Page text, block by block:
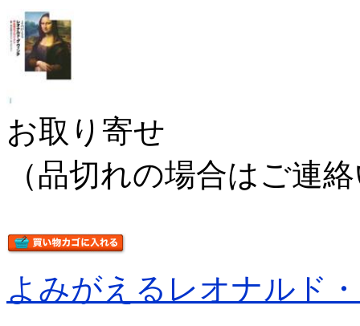
お取り寄せ
（品切れの場合はご連
よみがえるレオナルド